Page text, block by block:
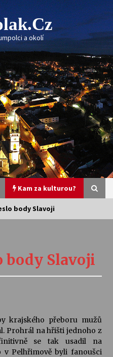
a okolí
Kam za kulturou?
Josefíny Duškové: Stávám se
body Slavoji
body Slavoji
krajského přeboru mužů
Prohrál na hřišti jednoho z
se tak usadil na
v Pelhřimově byli fanoušci